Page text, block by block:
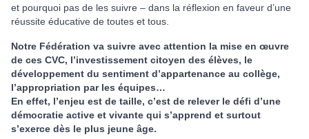
et pourquoi pas de les suivre – dans la réflexion en faveur d’une
réussite éducative de toutes et tous.
Notre Fédération va suivre avec attention la mise en œuvre
de ces CVC, l’investissement citoyen des élèves, le
développement du sentiment d’appartenance au collège,
l’appropriation par les équipes…
En effet, l’enjeu est de taille, c’est de relever le défi d’une
démocratie active et vivante qui s’apprend et surtout
s’exerce dès le plus jeune âge.